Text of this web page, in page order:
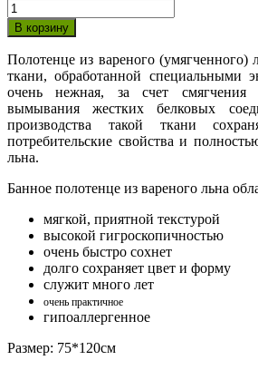
Полотенце из вареного (умягченного)
ткани, обработанной специальными
очень нежная, за счет
вымывания жестких белковых
производства такой ткани
потребительские свойства и
льна.
Банное полотенце из вареного льна
мягкой, приятной текстурой
высокой гигроскопичностью
очень быстро сохнет
долго сохраняет цвет и форму
служит много лет
очень практичное
гипоаллергенное
Размер: 75*120см